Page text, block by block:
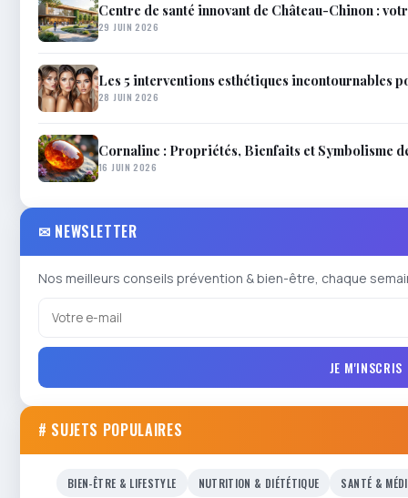
Centre de santé innovant de Château-Chinon :
29 JUIN 2026
Les 5 interventions esthétiques incontournables
28 JUIN 2026
Cornaline : Propriétés, Bienfaits et Symbolisme
16 JUIN 2026
✉ NEWSLETTER
Nos meilleurs conseils prévention & bien-être, chaque
JE M'INSCRIS
# SUJETS POPULAIRES
BIEN-ÊTRE & LIFESTYLE NUTRITION & DIÉTÉTIQUE SANTÉ &